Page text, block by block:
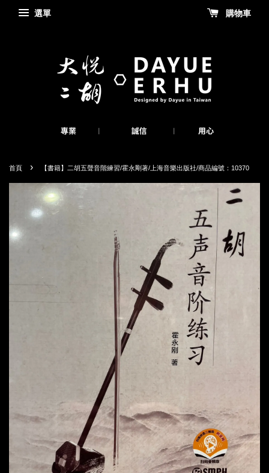
選單 購物車
首頁 › 【書籍】二胡五聲音階練習/霍永剛著/上海音樂出版社/商品編號：10370